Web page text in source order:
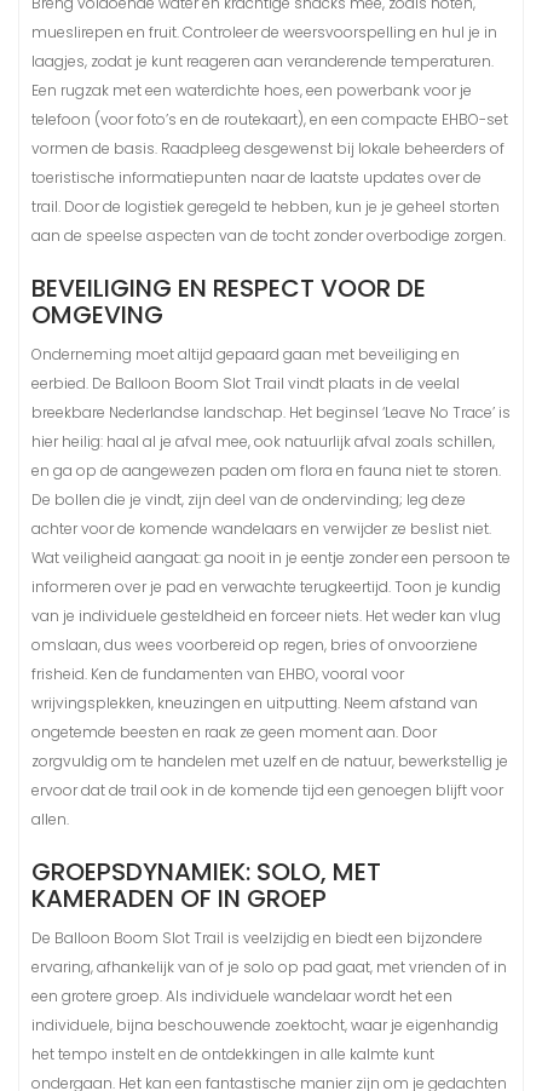
mueslirepen en fruit. Controleer de weersvoorspelling en hul je in
laagjes, zodat je kunt reageren aan veranderende temperaturen.
Een rugzak met een waterdichte hoes, een powerbank voor je
telefoon (voor foto’s en de routekaart), en een compacte EHBO-set
vormen de basis. Raadpleeg desgewenst bij lokale beheerders of
toeristische informatiepunten naar de laatste updates over de
trail. Door de logistiek geregeld te hebben, kun je je geheel storten
aan de speelse aspecten van de tocht zonder overbodige zorgen.
BEVEILIGING EN RESPECT VOOR DE
OMGEVING
Onderneming moet altijd gepaard gaan met beveiliging en
eerbied. De Balloon Boom Slot Trail vindt plaats in de veelal
breekbare Nederlandse landschap. Het beginsel ‘Leave No Trace’ is
hier heilig: haal al je afval mee, ook natuurlijk afval zoals schillen,
en ga op de aangewezen paden om flora en fauna niet te storen.
De bollen die je vindt, zijn deel van de ondervinding; leg deze
achter voor de komende wandelaars en verwijder ze beslist niet.
Wat veiligheid aangaat: ga nooit in je eentje zonder een persoon te
informeren over je pad en verwachte terugkeertijd. Toon je kundig
van je individuele gesteldheid en forceer niets. Het weder kan vlug
omslaan, dus wees voorbereid op regen, bries of onvoorziene
frisheid. Ken de fundamenten van EHBO, vooral voor
wrijvingsplekken, kneuzingen en uitputting. Neem afstand van
ongetemde beesten en raak ze geen moment aan. Door
zorgvuldig om te handelen met uzelf en de natuur, bewerkstellig je
ervoor dat de trail ook in de komende tijd een genoegen blijft voor
allen.
GROEPSDYNAMIEK: SOLO, MET
KAMERADEN OF IN GROEP
De Balloon Boom Slot Trail is veelzijdig en biedt een bijzondere
ervaring, afhankelijk van of je solo op pad gaat, met vrienden of in
een grotere groep. Als individuele wandelaar wordt het een
individuele, bijna beschouwende zoektocht, waar je eigenhandig
het tempo instelt en de ontdekkingen in alle kalmte kunt
ondergaan. Het kan een fantastische manier zijn om je gedachten